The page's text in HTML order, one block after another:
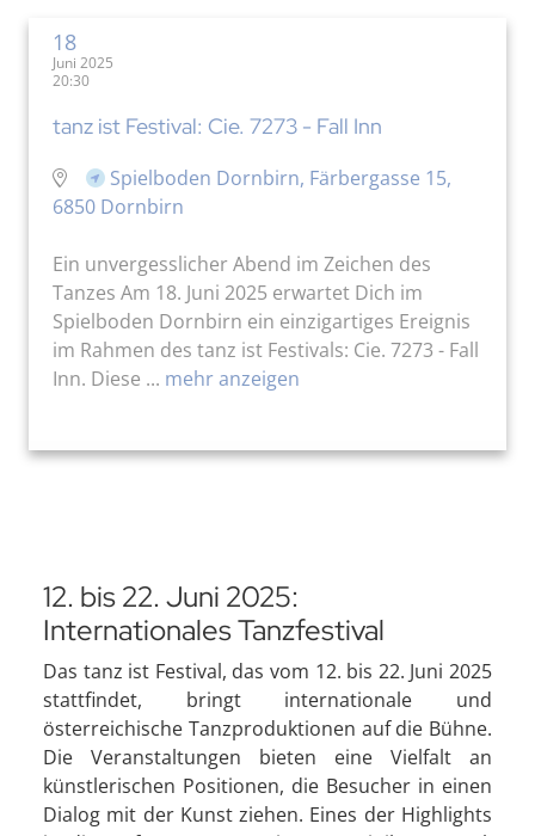
18
Juni 2025
20:30
tanz ist Festival: Cie. 7273 - Fall Inn
Spielboden Dornbirn, Färbergasse 15,
6850 Dornbirn
Ein unvergesslicher Abend im Zeichen des
Tanzes Am 18. Juni 2025 erwartet Dich im
Spielboden Dornbirn ein einzigartiges Ereignis
im Rahmen des tanz ist Festivals: Cie. 7273 - Fall
Inn. Diese ... mehr anzeigen
12. bis 22. Juni 2025:
Internationales Tanzfestival
Das tanz ist Festival, das vom 12. bis 22. Juni 2025
stattfindet, bringt internationale und
österreichische Tanzproduktionen auf die Bühne.
Die Veranstaltungen bieten eine Vielfalt an
künstlerischen Positionen, die Besucher in einen
Dialog mit der Kunst ziehen. Eines der Highlights